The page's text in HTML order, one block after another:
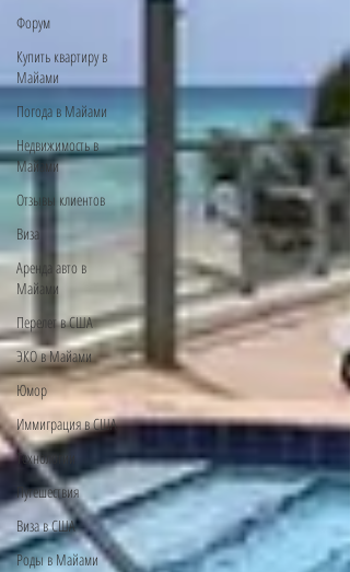
Форум
Купить квартиру в
Майами
Погода в Майами
Недвижимость в
Майами
Отзывы клиентов
Виза
Аренда авто в
Майами
Перелет в США
ЭКО в Майами
Юмор
Иммиграция в США
Технологии
Путешествия
Виза в США
Роды в Майами